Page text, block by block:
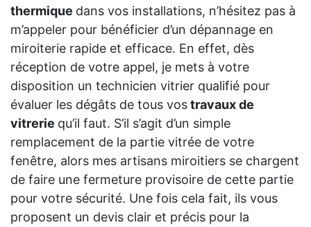
thermique dans vos installations, n’hésitez pas à
m’appeler pour bénéficier d’un dépannage en
miroiterie rapide et efficace. En effet, dès
réception de votre appel, je mets à votre
disposition un technicien vitrier qualifié pour
évaluer les dégâts de tous vostravaux de
vitrerie qu’il faut. S’il s’agit d’un simple
remplacement de la partie vitrée de votre
fenêtre, alors mes artisans miroitiers se chargent
de faire une fermeture provisoire de cette partie
pour votre sécurité. Une fois cela fait, ils vous
proposent un devis clair et précis pour la